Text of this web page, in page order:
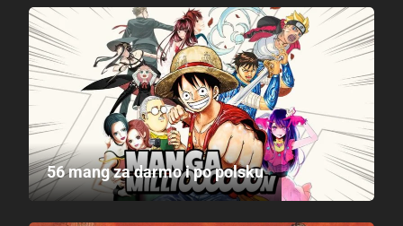
56 mang za darmo i po polsku